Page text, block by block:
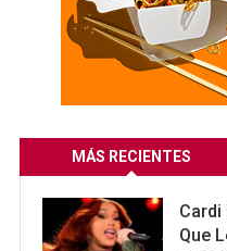
MÁS RECIENTES
Cardi
Que